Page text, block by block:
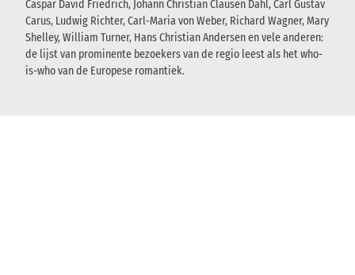
Caspar David Friedrich, Johann Christian Clausen Dahl, Carl Gustav
Carus, Ludwig Richter, Carl-Maria von Weber, Richard Wagner, Mary
Shelley, William Turner, Hans Christian Andersen en vele anderen:
de lijst van prominente bezoekers van de regio leest als het who-
is-who van de Europese romantiek.